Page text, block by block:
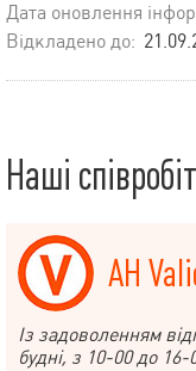
Дата оновлення
Відкладено до:
Наші
АН
Із задоволенням
будні, з 10-00 до 16-